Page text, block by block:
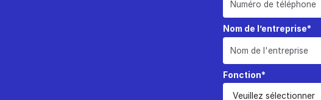
Nom de l’entreprise*
Fonction*